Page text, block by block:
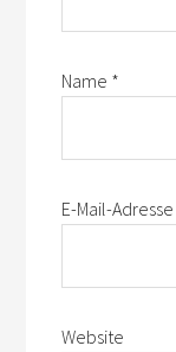
Name *
E-Mail-Adresse
Website